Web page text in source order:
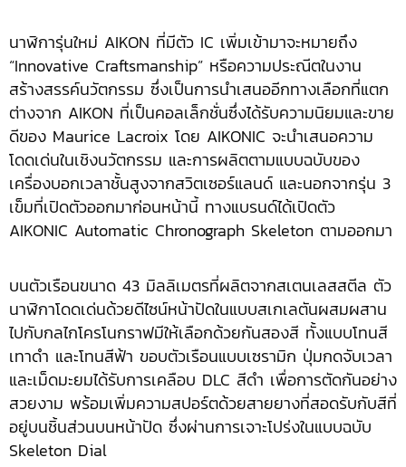
นาฬิการุ่นใหม่ AIKON ที่มีตัว IC เพิ่มเข้ามาจะหมายถึง
“Innovative Craftsmanship” หรือความประณีตในงาน
สร้างสรรค์นวัตกรรม ซึ่งเป็นการนำเสนออีกทางเลือกที่แตก
ต่างจาก AIKON ที่เป็นคอลเล็กชั่นซึ่งได้รับความนิยมและขาย
ดีของ Maurice Lacroix โดย AIKONIC จะนำเสนอความ
โดดเด่นในเชิงนวัตกรรม และการผลิตตามแบบฉบับของ
เครื่องบอกเวลาชั้นสูงจากสวิตเซอร์แลนด์ และนอกจากรุ่น 3
เข็มที่เปิดตัวออกมาก่อนหน้านี้ ทางแบรนด์ได้เปิดตัว
AIKONIC Automatic Chronograph Skeleton ตามออกมา
บนตัวเรือนขนาด 43 มิลลิเมตรที่ผลิตจากสเตนเลสสตีล ตัว
นาฬิกาโดดเด่นด้วยดีไซน์หน้าปัดในแบบสเกเลตันผสมผสาน
ไปกับกลไกโครโนกราฟมีให้เลือกด้วยกันสองสี ทั้งแบบโทนสี
เทาดำ และโทนสีฟ้า ขอบตัวเรือนแบบเซรามิก ปุ่มกดจับเวลา
และเม็ดมะยมได้รับการเคลือบ DLC สีดำ เพื่อการตัดกันอย่าง
สวยงาม พร้อมเพิ่มความสปอร์ตด้วยสายยางที่สอดรับกับสีที่
อยู่บนชิ้นส่วนบนหน้าปัด ซึ่งผ่านการเจาะโปร่งในแบบฉบับ
Skeleton Dial